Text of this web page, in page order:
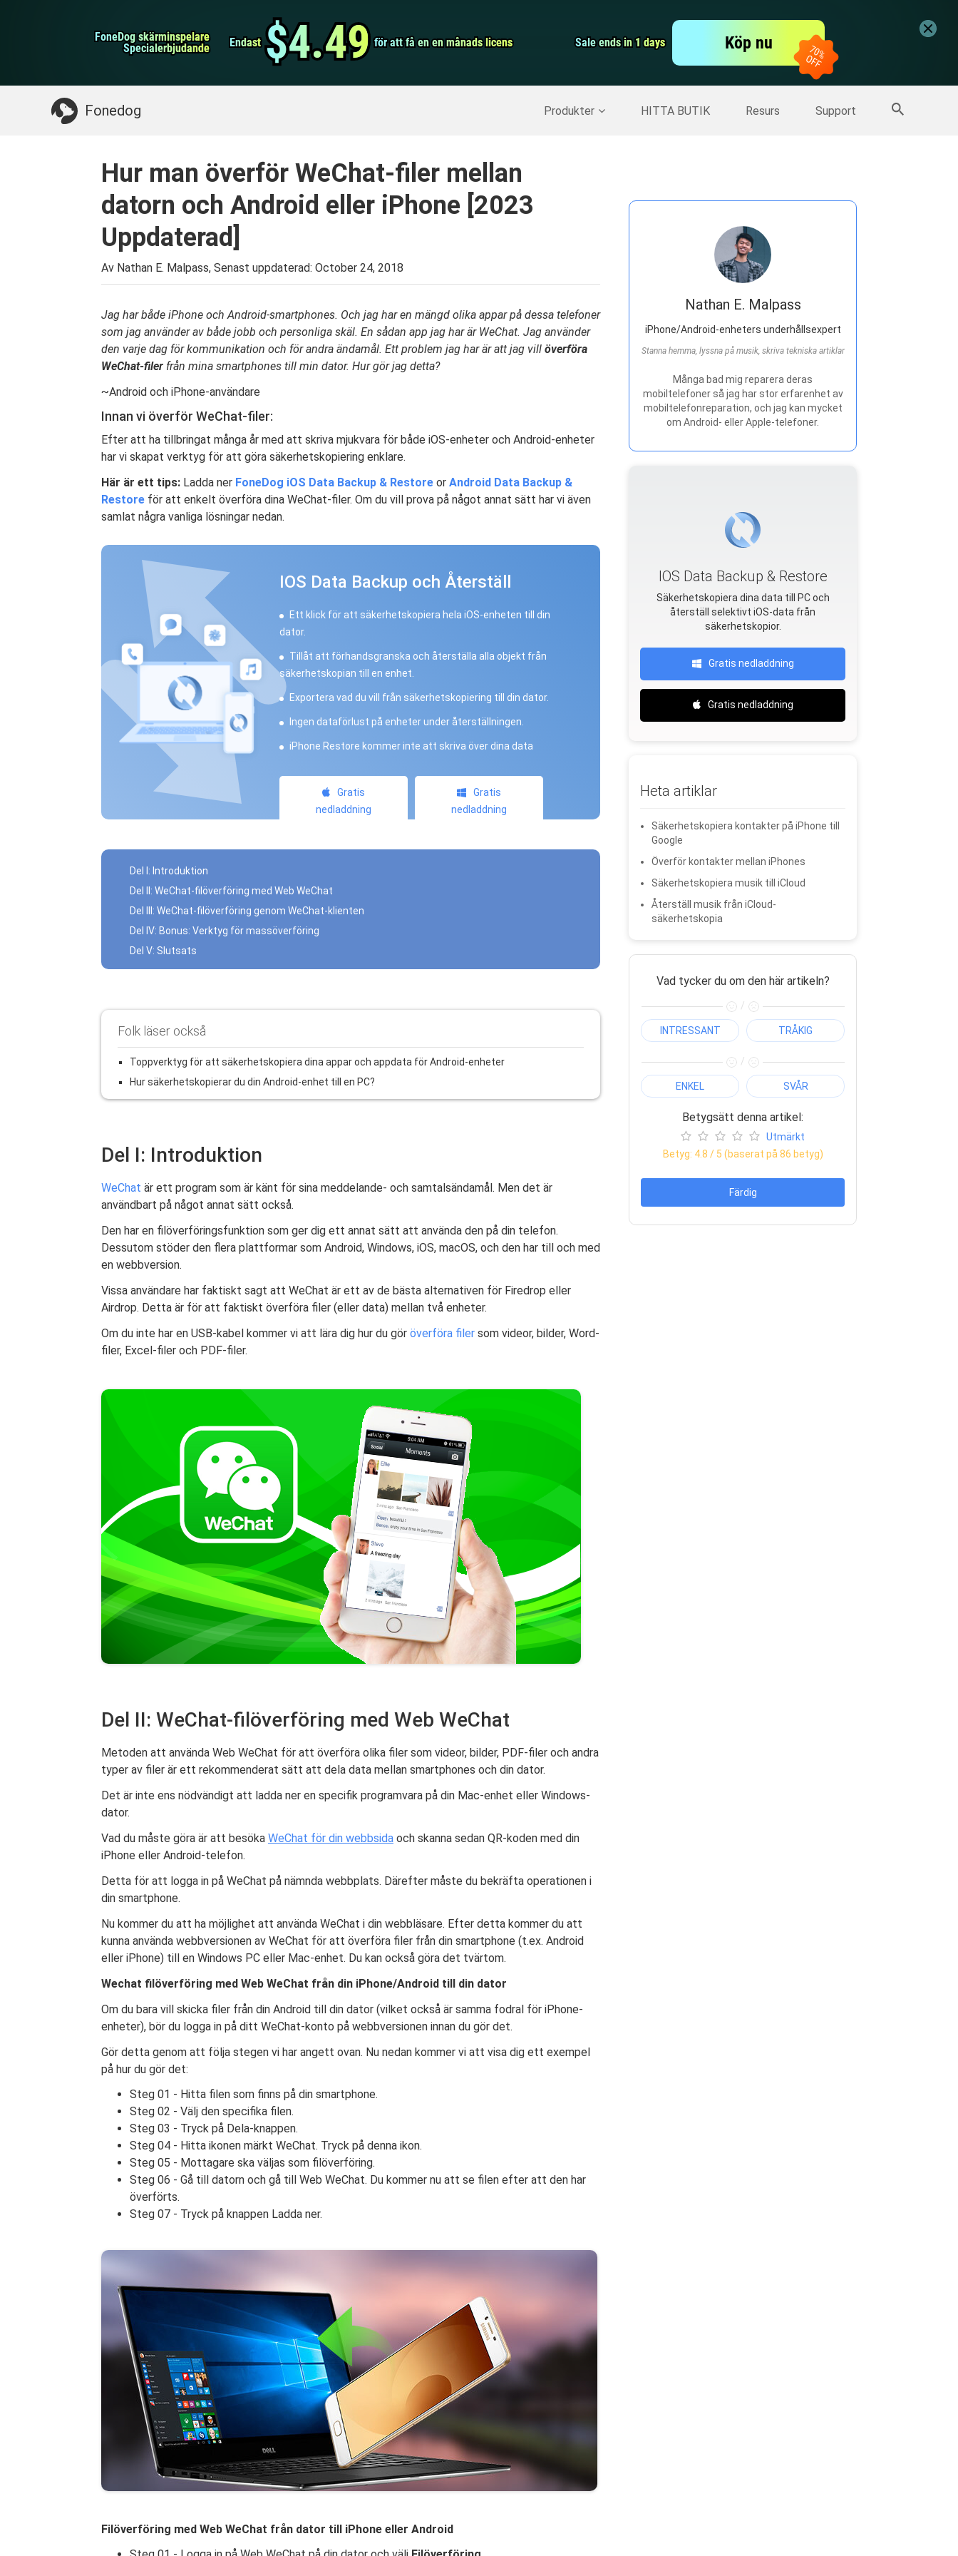
FoneDog skärminspelare
FoneDog skärminspelare
Specialerbjudande
Specialerbjudande Endast
Endast $4.49
$4.49 för att få en en månads licens
för att få en en månads licens Sale ends in 1 days
Sale ends in 1 days Köp nu
Fonedog Produkter HITTA BUTIK Resurs Support
iPhone Cleaner Screen Recorder
Något du kan behöva: IPhone Backup>> Fler produkter
Hur man överför WeChat-filer mellan
datorn och Android eller iPhone [2023
Uppdaterad]
Av Nathan E. Malpass, Senast uppdaterad: October 24, 2018
Jag har både iPhone och Android-smartphones. Och jag har en mängd olika appar på dessa telefoner
som jag använder av både jobb och personliga skäl. En sådan app jag har är WeChat. Jag använder
den varje dag för kommunikation och för andra ändamål. Ett problem jag har är att jag vill överföra
WeChat-filer från mina smartphones till min dator. Hur gör jag detta?
~Android och iPhone-användare
Innan vi överför WeChat-filer:
Efter att ha tillbringat många år med att skriva mjukvara för både iOS-enheter och Android-enheter
har vi skapat verktyg för att göra säkerhetskopiering enklare.
Här är ett tips: Ladda ner FoneDog iOS Data Backup & Restore or Android Data Backup &
Restore för att enkelt överföra dina WeChat-filer. Om du vill prova på något annat sätt har vi även
samlat några vanliga lösningar nedan.
IOS Data Backup och Återställ
Ett klick för att säkerhetskopiera hela iOS-enheten till din
dator.
Tillåt att förhandsgranska och återställa alla objekt från
säkerhetskopian till en enhet.
Exportera vad du vill från säkerhetskopiering till din dator.
Ingen dataförlust på enheter under återställningen.
iPhone Restore kommer inte att skriva över dina data
Gratis
nedladdning
Gratis
nedladdning
Del I: Introduktion
Del II: WeChat-filöverföring med Web WeChat
Del III: WeChat-filöverföring genom WeChat-klienten
Del IV: Bonus: Verktyg för massöverföring
Del V: Slutsats
Folk läser också
Toppverktyg för att säkerhetskopiera dina appar och appdata för Android-enheter
Hur säkerhetskopierar du din Android-enhet till en PC?
Del I: Introduktion
WeChat är ett program som är känt för sina meddelande- och samtalsändamål. Men det är
användbart på något annat sätt också.
Den har en filöverföringsfunktion som ger dig ett annat sätt att använda den på din telefon.
Dessutom stöder den flera plattformar som Android, Windows, iOS, macOS, och den har till och med
en webbversion.
Vissa användare har faktiskt sagt att WeChat är ett av de bästa alternativen för Firedrop eller
Airdrop. Detta är för att faktiskt överföra filer (eller data) mellan två enheter.
Om du inte har en USB-kabel kommer vi att lära dig hur du gör överföra filer som videor, bilder, Word-
filer, Excel-filer och PDF-filer.
Del II: WeChat-filöverföring med Web WeChat
Metoden att använda Web WeChat för att överföra olika filer som videor, bilder, PDF-filer och andra
typer av filer är ett rekommenderat sätt att dela data mellan smartphones och din dator.
Det är inte ens nödvändigt att ladda ner en specifik programvara på din Mac-enhet eller Windows-
dator.
Vad du måste göra är att besöka WeChat för din webbsida och skanna sedan QR-koden med din
iPhone eller Android-telefon.
Detta för att logga in på WeChat på nämnda webbplats. Därefter måste du bekräfta operationen i
din smartphone.
Nu kommer du att ha möjlighet att använda WeChat i din webbläsare. Efter detta kommer du att
kunna använda webbversionen av WeChat för att överföra filer från din smartphone (t.ex. Android
eller iPhone) till en Windows PC eller Mac-enhet. Du kan också göra det tvärtom.
Wechat filöverföring med Web WeChat från din iPhone/Android till din dator
Om du bara vill skicka filer från din Android till din dator (vilket också är samma fodral för iPhone-
enheter), bör du logga in på ditt WeChat-konto på webbversionen innan du gör det.
Gör detta genom att följa stegen vi har angett ovan. Nu nedan kommer vi att visa dig ett exempel
på hur du gör det:
Steg 01 - Hitta filen som finns på din smartphone.
Steg 02 - Välj den specifika filen.
Steg 03 - Tryck på Dela-knappen.
Steg 04 - Hitta ikonen märkt WeChat. Tryck på denna ikon.
Steg 05 - Mottagare ska väljas som filöverföring.
Steg 06 - Gå till datorn och gå till Web WeChat. Du kommer nu att se filen efter att den har
överförts.
Steg 07 - Tryck på knappen Ladda ner.
Filöverföring med Web WeChat från dator till iPhone eller Android
Nathan E. Malpass
iPhone/Android-enheters underhållsexpert
Stanna hemma, lyssna på musik, skriva tekniska artiklar
Många bad mig reparera deras
mobiltelefoner så jag har stor erfarenhet av
mobiltelefonreparation, och jag kan mycket
om Android- eller Apple-telefoner.
IOS Data Backup & Restore
Säkerhetskopiera dina data till PC och
återställ selektivt iOS-data från
säkerhetskopior.
Gratis nedladdning
Gratis nedladdning
Heta artiklar
Säkerhetskopiera kontakter på iPhone till
Google
Överför kontakter mellan iPhones
Säkerhetskopiera musik till iCloud
Återställ musik från iCloud-
säkerhetskopia
Vad tycker du om den här artikeln?
/
INTRESSANT TRÅKIG
/
ENKEL SVÅR
Betygsätt denna artikel:
Utmärkt
Betyg: 4.8 / 5 (baserat på 86 betyg)
Färdig